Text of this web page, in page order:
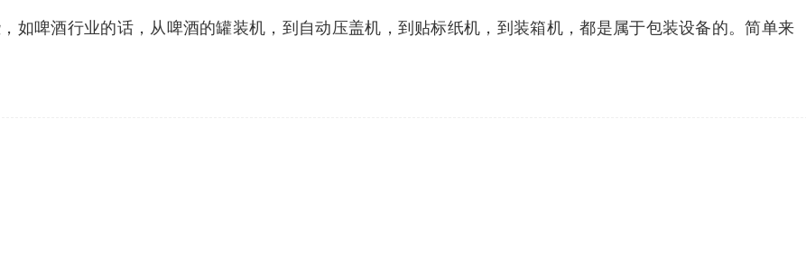
如啤酒行业的话，从啤酒的罐装机，到自动压盖机，到贴标纸机，到装箱机，都是属于包装设备的。简单来